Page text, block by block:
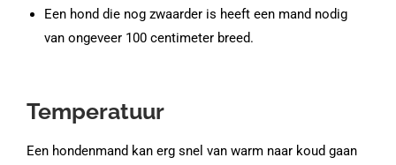
Een hond die nog zwaarder is heeft een mand nodig
van ongeveer 100 centimeter breed.
Temperatuur
Een hondenmand kan erg snel van warm naar koud gaan